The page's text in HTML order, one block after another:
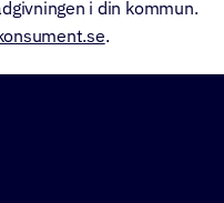
i din kommun.
.